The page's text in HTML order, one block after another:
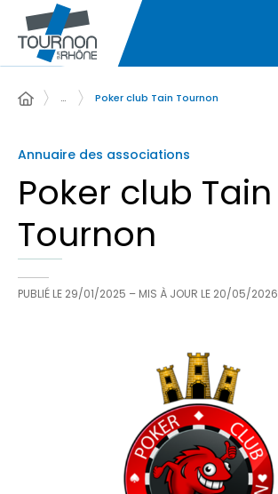
… Poker club Tain Tournon
Annuaire des associations
Poker club Tain
Tournon
PUBLIÉ LE 29/01/2025 – MIS À JOUR LE 20/05/2026